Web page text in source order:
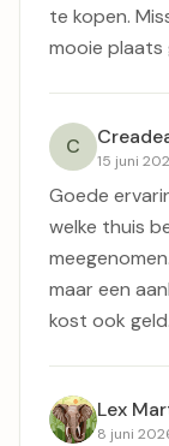
te kopen.
mooie plaats
C
15 juni
Goede
welke thuis
maar een
kost ook geld.
Lex
8 juni